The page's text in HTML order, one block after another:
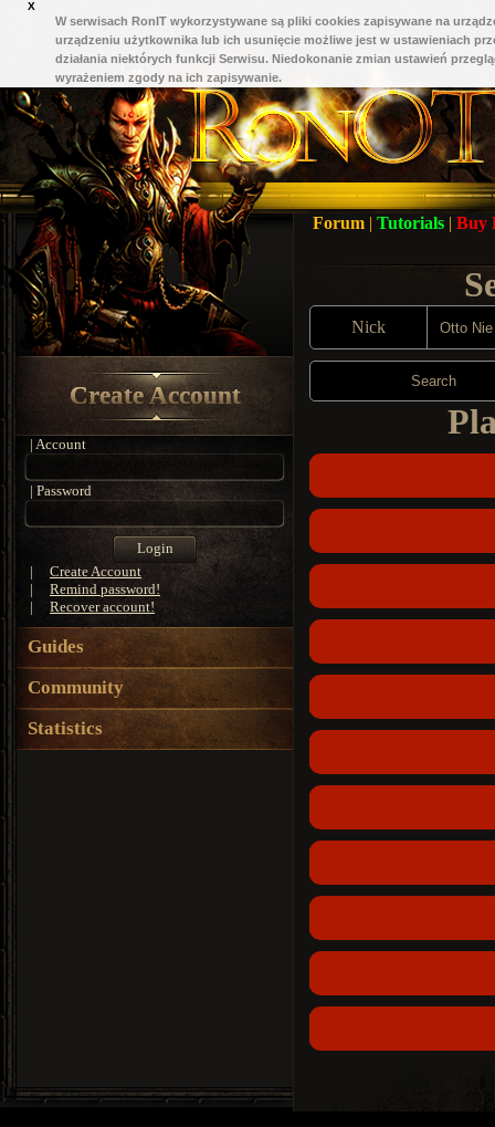
X
W serwisach RonIT wykorzystywane są pliki cookies zapisywane na
urządzeniu użytkownika lub ich usunięcie możliwe jest w ustawieniach
działania niektórych funkcji Serwisu. Niedokonanie zmian ustawień
wyrażeniem zgody na ich zapisywanie.
Create Account
| Account
| Password
|
Create Account
|
Remind password!
|
Recover account!
Guides
Community
Statistics
Forum | Tutorials | Buy
Nick
Search